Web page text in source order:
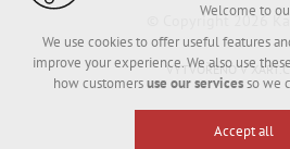
© Copyright 2026
VYTVOŘENO V
Welcome to
We use cookies to offer useful features
improve your experience. We also use
how customersuse our servicesso we
Accept all